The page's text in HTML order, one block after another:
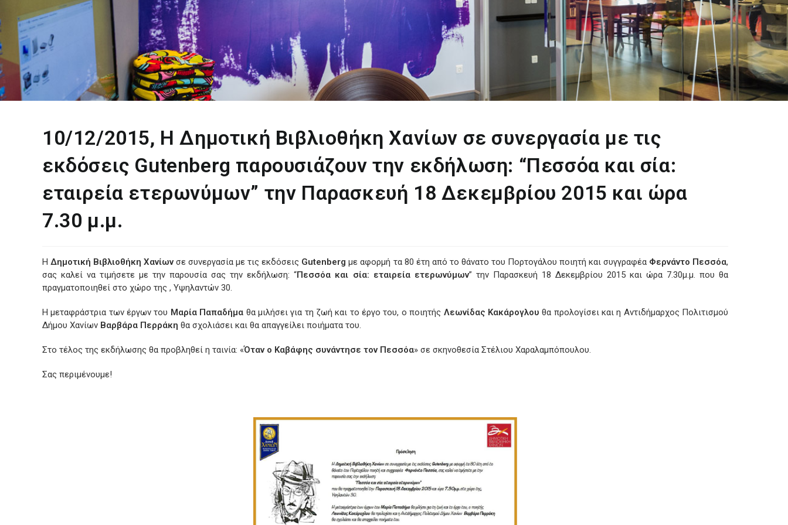
10/12/2015, Η Δημοτική Βιβλιοθήκη Χανίων σε συνεργασία με τις
εκδόσεις Gutenberg παρουσιάζουν την εκδήλωση: “Πεσσόα και σία:
εταιρεία ετερωνύμων” την Παρασκευή 18 Δεκεμβρίου 2015 και ώρα
7.30 μ.μ.
ΗΔημοτική Βιβλιοθήκη Χανίων σε συνεργασία με τις εκδόσεις Gutenberg με αφορμή τα 80 έτη από το θάνατο του Πορτογάλου ποιητή και συγγραφέαΦερνάντο Πεσσόα,
σας καλεί να τιμήσετε με την παρουσία σας την εκδήλωση: “Πεσσόα και σία: εταιρεία ετερωνύμων” την Παρασκευή 18 Δεκεμβρίου 2015 και ώρα 7.30μ.μ. που θα
πραγματοποιηθεί στο χώρο της , Υψηλαντών 30.
Η μεταφράστρια των έργων του Μαρία Παπαδήμα θα μιλήσει για τη ζωή και το έργο του, ο ποιητής Λεωνίδας Κακάρογλου θα προλογίσει και η Αντιδήμαρχος Πολιτισμού
Δήμου Χανίων Βαρβάρα Περράκη θα σχολιάσει και θα απαγγείλει ποιήματα του.
Στο τέλος της εκδήλωσης θα προβληθεί η ταινία: «Όταν ο Καβάφης συνάντησε τον Πεσσόα» σε σκηνοθεσία Στέλιου Χαραλαμπόπουλου.
Σας περιμένουμε!